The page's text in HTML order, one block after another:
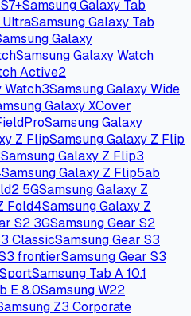
Samsung Galaxy Tab
UltraSamsung Galaxy Tab
Galaxy
Samsung Galaxy Watch
Active2
Watch3Samsung Galaxy Wide
Galaxy XCover
Samsung Galaxy
Z FlipSamsung Galaxy Z Flip
Samsung Galaxy Z Flip3
Samsung Galaxy Z Flip5ab
5GSamsung Galaxy Z
Fold4Samsung Galaxy Z
S2 3GSamsung Gear S2
ClassicSamsung Gear S3
frontierSamsung Gear S3
Samsung Tab A 10.1
E 8.0Samsung W22
Z3 Corporate